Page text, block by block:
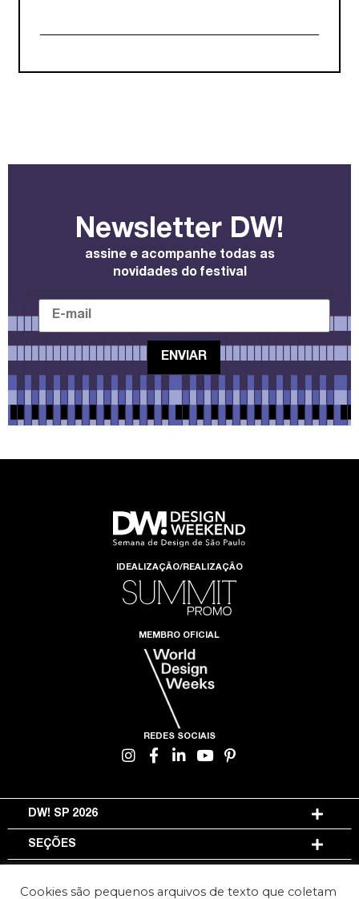
Newsletter DW!
assine e acompanhe todas as
novidades do festival
IDEALIZAÇÃO/REALIZAÇÃO
MEMBRO OFICIAL
REDES SOCIAIS
DW! SP 2026
SEÇÕES
Cookies são pequenos arquivos de texto que coletam